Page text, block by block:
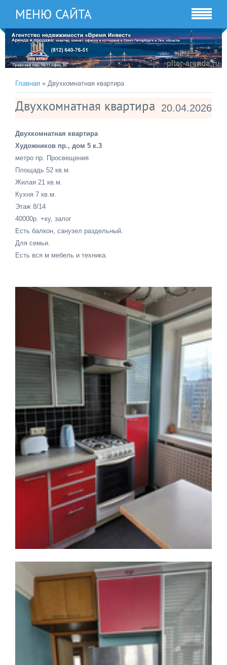
МЕНЮ САЙТА
Главная » Двухкомнатная квартира
20.04.2026
Двухкомнатная квартира
Двухкомнатная квартира
Художников пр., дом 5 к.3
метро пр. Просвещения
Площадь 52 кв.м.
Жилая 21 кв.м.
Кухня 7 кв.м.
Этаж 8/14
40000р. +ку, залог
Есть балкон, санузел раздельный.
Для семьи.
Есть вся м мебель и техника.